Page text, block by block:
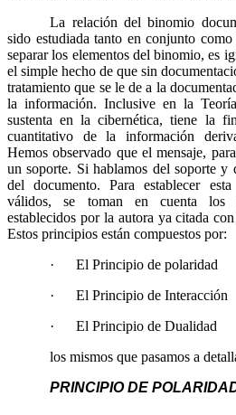
La relación del binomio
sido estudiada tanto en conjunto
separar los elementos del binomio, es
el simple hecho de que sin
tratamiento que se le de a la
la información. Inclusive en la
sustenta en la cibernética, tiene la
cuantitativo de la información
Hemos observado que el mensaje,
un soporte. Si hablamos del soporte y
del documento. Para establecer
válidos, se toman en cuenta los
establecidos por la autora ya citada
Estos principios están compuestos por:
·
El Principio de polaridad
·
El Principio de Interacción
·
El Principio de Dualidad
los mismos que pasamos a
PRINCIPIO DE